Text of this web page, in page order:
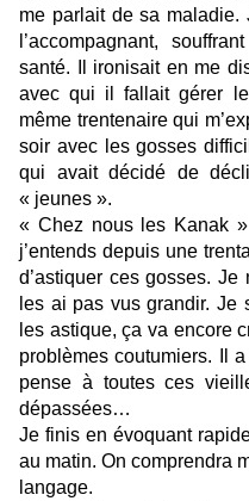
me parlait de sa
l’accompagnant,
santé. Il ironisait en me
avec qui il fallait gérer
même trentenaire qui
soir avec les gosses
qui avait décidé de
« jeunes ».
« Chez nous les Kanak
j’entends depuis une
d’astiquer ces gosses.
les ai pas vus grandir.
les astique, ça va encore
problèmes coutumiers. Il
pense à toutes ces
dépassées…
Je finis en évoquant
au matin. On comprendra
langage.